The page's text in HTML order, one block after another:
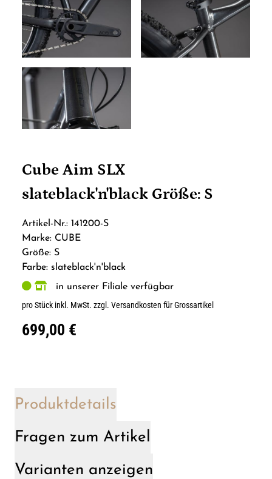
Cube Aim SLX
slateblack'n'black Größe: S
Artikel-Nr.: 141200-S
Marke: CUBE
Größe: S
Farbe: slateblack'n'black
in unserer Filiale verfügbar
pro Stück inkl. MwSt. zzgl. Versandkosten für Grossartikel
699,00 €
Produktdetails
Fragen zum Artikel
Varianten anzeigen